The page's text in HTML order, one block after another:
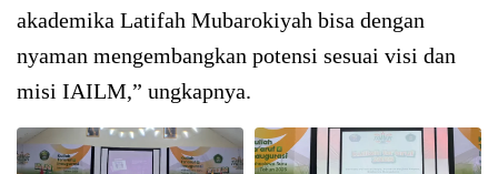
akademika Latifah Mubarokiyah bisa dengan
nyaman mengembangkan potensi sesuai visi dan
misi IAILM,” ungkapnya.